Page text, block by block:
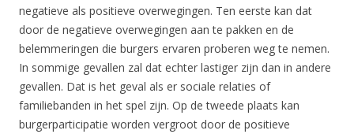
negatieve als positieve overwegingen. Ten eerste kan dat
door de negatieve overwegingen aan te pakken en de
belemmeringen die burgers ervaren proberen weg te nemen.
In sommige gevallen zal dat echter lastiger zijn dan in andere
gevallen. Dat is het geval als er sociale relaties of
familiebanden in het spel zijn. Op de tweede plaats kan
burgerparticipatie worden vergroot door de positieve